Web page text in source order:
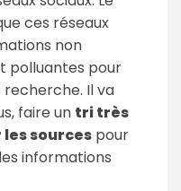
ces réseaux
non
polluantes pour
Il va
faire un tri très
sources pour
informations